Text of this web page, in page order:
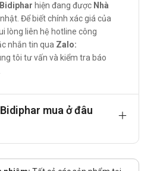
viên với lượng nước lọc vừa
chỉ định của bác sĩ hoặc tham khảo
biểu mô tế bào vảy:
tĩnh mạch, tiêm bắp, dưới da 1-2
dùng ở người lớn là 0,25 – 0,5
(10 – 20 đơn vị USP/ m2).
hiện đang được Nhà
Để biết chính xác giá của
lòng liên hệ hotline công
nhắn tin qua Zalo:
tôi tư vấn và kiểm tra báo
mua ở đâu